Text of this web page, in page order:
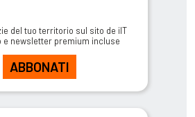
del tuo territorio sul sito de ilT
e newsletter premium incluse
ABBONATI